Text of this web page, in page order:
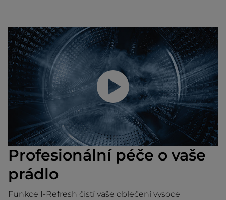
Přehrajte video
Profesionální péče o vaše
prádlo
Funkce I-Refresh čistí vaše oblečení vysoce